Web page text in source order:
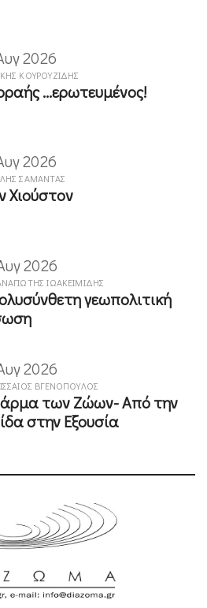
2026
ΚΟΥΡΟΥΖΊΔΗΣ
...ερωτευμένος!
2026
ΣΑΜΑΝΤΆΣ
Χιούστον
2026
ΙΩΑΚΕΙΜΊΔΗΣ
γεωπολιτική
2026
ΒΓΕΝΌΠΟΥΛΟΣ
των Ζώων- Από την
στην Εξουσία